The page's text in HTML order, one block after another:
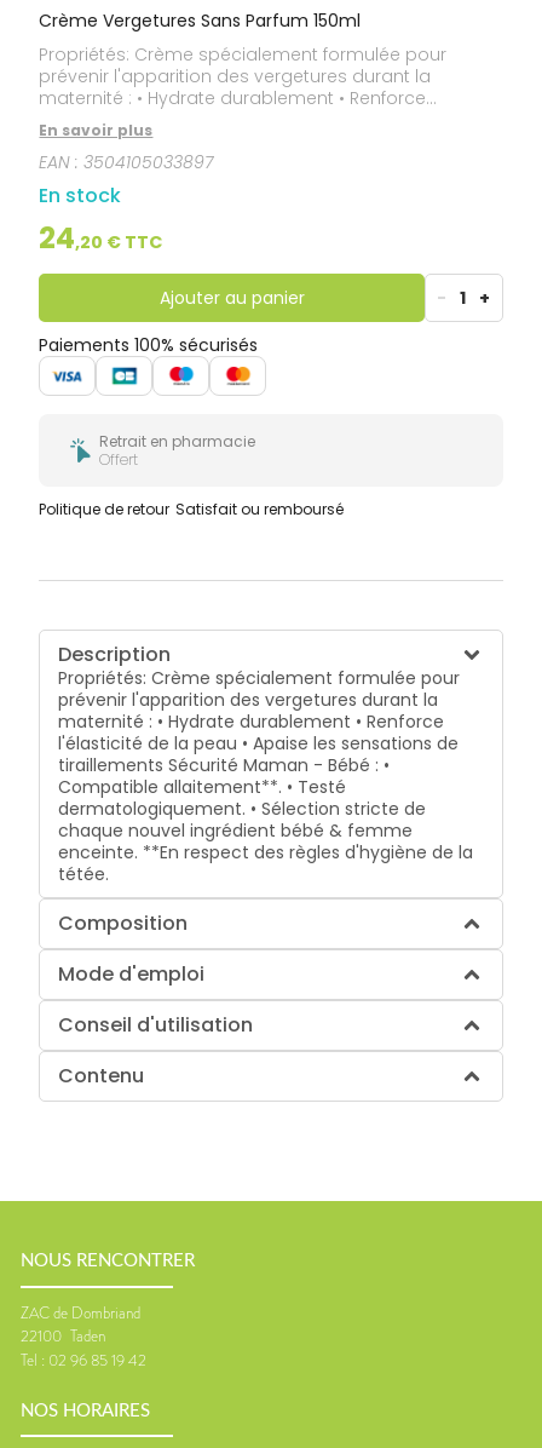
Crème Vergetures Sans Parfum 150ml
Propriétés: Crème spécialement formulée pour
prévenir l'apparition des vergetures durant la
maternité : • Hydrate durablement • Renforce
l'élasticité de la peau • Apaise les sensations de
tiraillements Sécurité Maman - Bébé : • Compatible
allaitement**. • Testé dermatologiquement. •
Sélection stricte de chaque nouvel ingrédient bébé &
femme enceinte. **En respect des règles d'hygiène
de la tétée.
En savoir plus
EAN :3504105033897
En stock
24,20 € TTC
Ajouter au panier - 1 +
Paiements 100% sécurisés
Retrait en pharmacie
Offert
Politique de retour Satisfait ou remboursé
Description
Propriétés: Crème spécialement formulée pour
prévenir l'apparition des vergetures durant la
maternité : • Hydrate durablement • Renforce
l'élasticité de la peau • Apaise les sensations de
tiraillements Sécurité Maman - Bébé : •
Compatible allaitement**. • Testé
dermatologiquement. • Sélection stricte de
chaque nouvel ingrédient bébé & femme
enceinte. **En respect des règles d'hygiène de la
tétée.
Composition
Mode d'emploi
Conseil d'utilisation
Contenu
NOUS RENCONTRER
ZAC de Dombriand
22100 Taden
Tel : 02 96 85 19 42
NOS HORAIRES